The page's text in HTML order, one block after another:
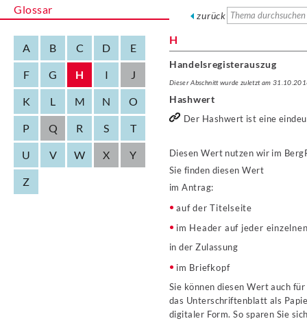
Glossar
A B C D E
F G H I J
K L M N O
P Q R S T
U V W X Y
Z
zurück
H
Handelsregisterauszug
Dieser Abschnitt wurde zuletzt am
Hashwert
Der Hashwert ist eine
Diesen Wert nutzen wir im
Sie finden diesen Wert
im Antrag:
auf der Titelseite
im Header auf jeder
in der Zulassung
im Briefkopf
Sie können diesen Wert auch
das Unterschriftenblatt als
digitaler Form. So sparen Sie